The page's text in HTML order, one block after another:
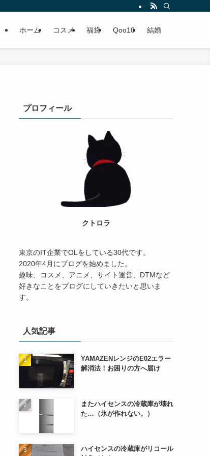
ホーム コスメ 福袋 Qoo10 結婚
プロフィール
クトロラ
東京のIT企業でOLをしている30代です。
2020年4月にブログを始めました。
趣味、コスメ、アニメ、サイト運営、DTMなど
好きなことをブログにしていきたいと思いま
す。
人気記事
YAMAZENレンジのE02エラー
解消法！お困りの方へ届け
またハイセンスの冷蔵庫が壊れ
た…（氷が作れない。）
ハイセンスの冷蔵庫がリコール